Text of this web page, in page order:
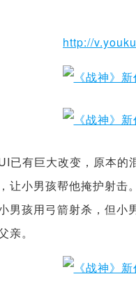
http://
有巨大改变，原本的
让小男孩帮他掩护射
男孩用弓箭射杀，但小
亲。